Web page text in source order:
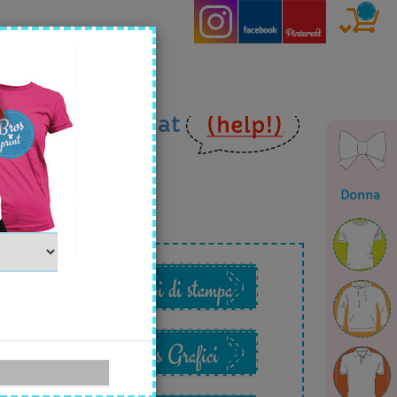
Donna
email chat
Esempi di stampa
Files Grafici